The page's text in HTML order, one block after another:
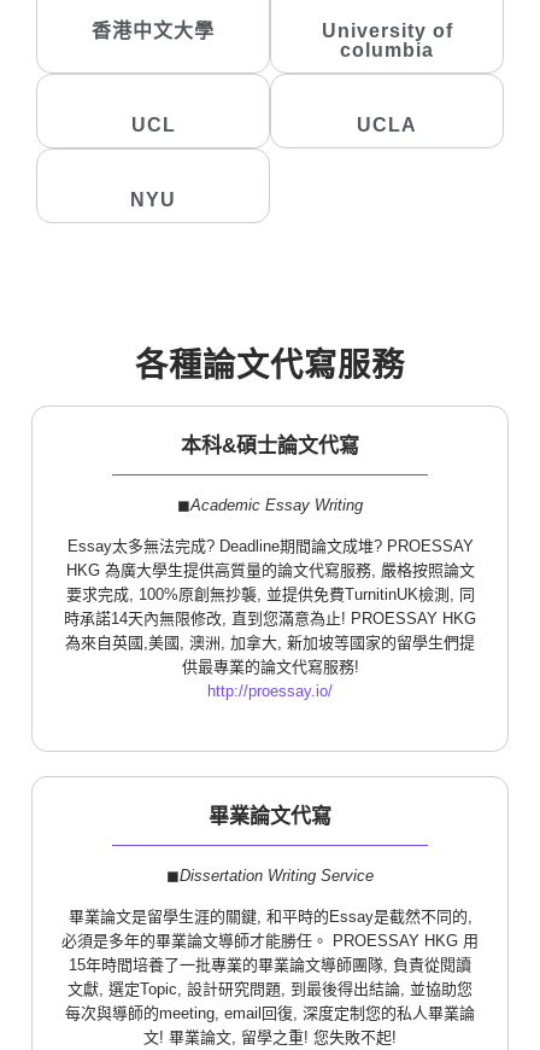
香港中文大學
University of
columbia
UCL UCLA
NYU
各種論文代寫服務
本科&碩士論文代寫
◼︎Academic Essay Writing
Essay太多無法完成? Deadline期間論文成堆? PROESSAY
HKG 為廣大學生提供高質量的論文代寫服務, 嚴格按照論文
要求完成, 100%原創無抄襲, 並提供免費TurnitinUK檢測, 同
時承諾14天內無限修改, 直到您滿意為止! PROESSAY HKG
為來自英國,美國, 澳洲, 加拿大, 新加坡等國家的留學生們提
供最專業的論文代寫服務!
http://proessay.io/
畢業論文代寫
◼︎Dissertation Writing Service
畢業論文是留學生涯的關鍵, 和平時的Essay是截然不同的,
必須是多年的畢業論文導師才能勝任。 PROESSAY HKG 用
15年時間培養了一批專業的畢業論文導師團隊, 負責從閱讀
文獻, 選定Topic, 設計研究問題, 到最後得出結論, 並協助您
每次與導師的meeting, email回復, 深度定制您的私人畢業論
文! 畢業論文, 留學之重! 您失敗不起!